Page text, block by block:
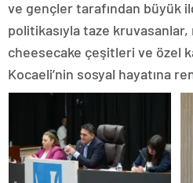
ve gençler tarafından büyük
politikasıyla taze
cheesecake çeşitleri ve özel
Kocaeli’nin sosyal hayatına